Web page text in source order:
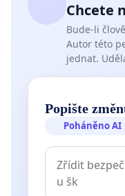
Chcete
Bude-li
Autor této
jednat.
Popište
Poháněno AI